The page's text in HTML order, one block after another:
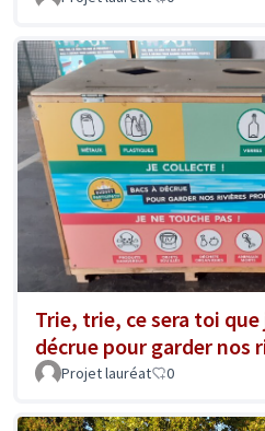
Trie, trie, ce sera toi que
décrue pour garder nos
Projet lauréat 0